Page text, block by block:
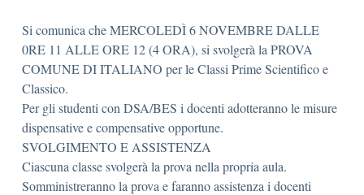
Si comunica che MERCOLEDÌ 6 NOVEMBRE DALLE
0RE 11 ALLE ORE 12 (4 ORA), si svolgerà la PROVA
COMUNE DI ITALIANO per le Classi Prime Scientifico e
Classico.
Per gli studenti con DSA/BES i docenti adotteranno le misure
dispensative e compensative opportune.
SVOLGIMENTO E ASSISTENZA
Ciascuna classe svolgerà la prova nella propria aula.
Somministreranno la prova e faranno assistenza i docenti